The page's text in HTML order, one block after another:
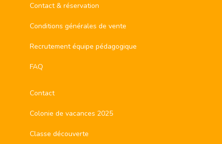
Contact & réservation
Conditions générales de vente
Recrutement équipe pédagogique
FAQ
Contact
Colonie de vacances 2025
Classe découverte